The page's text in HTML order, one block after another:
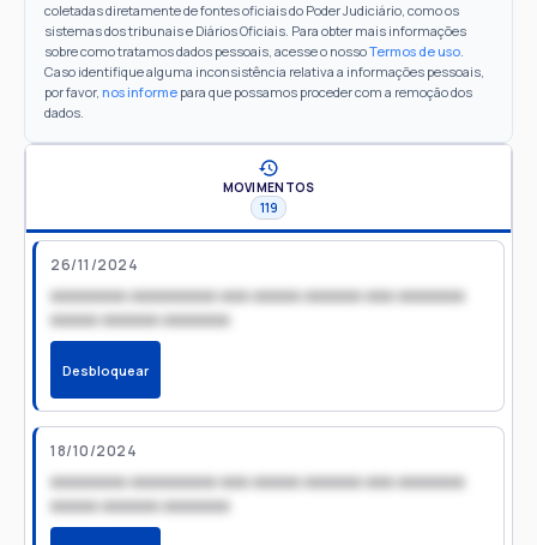
coletadas diretamente de fontes oficiais do Poder Judiciário, como os
sistemas dos tribunais e Diários Oficiais. Para obter mais informações
sobre como tratamos dados pessoais, acesse o nossoTermos de uso.
Caso identifique alguma inconsistência relativa a informações pessoais,
por favor, nos informe para que possamos proceder com a remoção dos
dados.
MOVIMENTOS
119
26/11/2024
xxxxxxxx xxxxxxxxx xxx xxxxx xxxxxx xxx xxxxxxx
xxxxx xxxxxx xxxxxxx
Desbloquear
18/10/2024
xxxxxxxx xxxxxxxxx xxx xxxxx xxxxxx xxx xxxxxxx
xxxxx xxxxxx xxxxxxx